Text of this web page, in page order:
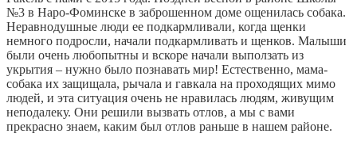
№3 в Наро-Фоминске в заброшенном доме ощенилась собака.
Неравнодушные люди ее подкармливали, когда щенки
немного подросли, начали подкармливать и щенков. Малыши
были очень любопытны и вскоре начали выползать из
укрытия – нужно было познавать мир! Естественно, мама-
собака их защищала, рычала и гавкала на проходящих мимо
людей, и эта ситуация очень не нравилась людям, живущим
неподалеку. Они решили вызвать отлов, а мы с вами
прекрасно знаем, каким был отлов раньше в нашем районе.